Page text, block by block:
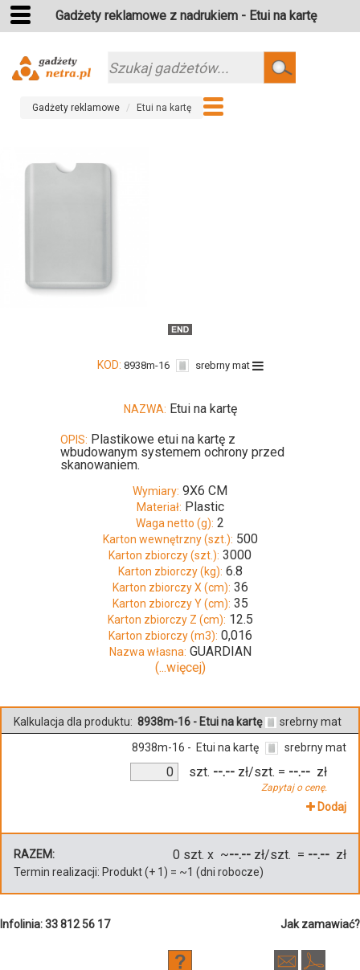
Gadżety reklamowe z nadrukiem - Etui na kartę
Szukaj
Gadżety reklamowe Etui na kartę
KOD: 8938m-16 srebrny mat
NAZWA: Etui na kartę
OPIS: Plastikowe etui na kartę z
wbudowanym systemem ochrony przed
skanowaniem.
Wymiary: 9X6 CM
Materiał: Plastic
Waga netto (g): 2
Karton wewnętrzny (szt.): 500
Karton zbiorczy (szt.): 3000
Karton zbiorczy (kg): 6.8
Karton zbiorczy X (cm): 36
Karton zbiorczy Y (cm): 35
Karton zbiorczy Z (cm): 12.5
Karton zbiorczy (m3): 0,016
Nazwa własna: GUARDIAN
(...więcej)
Kalkulacja dla produktu: 8938m-16 - Etui na kartę srebrny mat
8938m-16 - Etui na kartę srebrny mat
szt. --.-- zł/szt.
Zapytaj o cenę.
= --.-- zł
Dodaj
RAZEM: 0 szt. x ~--.-- zł/szt. = --.-- zł
Termin realizacji: Produkt(+ 1 ) = ~1 (dni robocze)
Infolinia: 33 812 56 17 Jak zamawiać?